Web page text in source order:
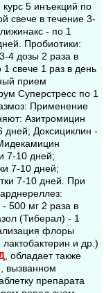
курс 5 инъекций по
свече в течение 3-
- по 1
Пробиотики:
4 дозы 2 раза в
свече 1 раз в день
прием
Суперстресс по 1
Применение
Азитромицин
дней; Доксициклин -
7-10 дней;
7-10 дней;
7-10 дней. При
500 мг 2 раза в
(Тиберал) - 1
флоры
и др.)
, обладает также
вызванном
препарата